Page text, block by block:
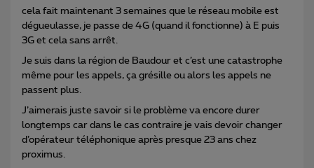
cela fait maintenant 3 semaines que le réseau mobile est
dégueulasse, je passe de 4G (quand il fonctionne) à E puis
3G et cela sans arrêt.
Je suis dans la région de Baudour et c’est une catastrophe
même pour les appels, ça grésille ou alors les appels ne
passent plus.
J’aimerais juste savoir si le problème va encore durer
longtemps car dans le cas contraire je vais devoir changer
d’opérateur téléphonique après presque 23 ans chez
proximus.